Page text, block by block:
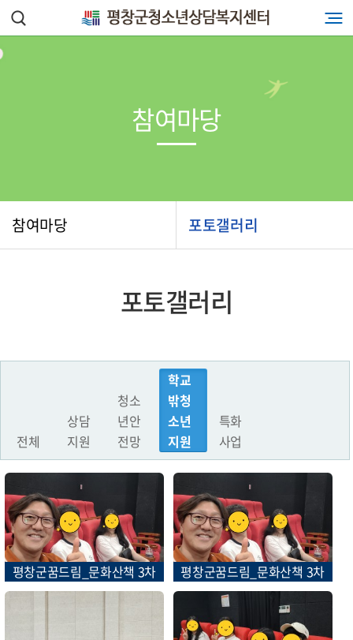
참여마당 포토갤러리
참여마당
포토갤러리
전체
상담
지원
청소
년안
전망
학교
밖청
소년
지원
특화
사업
평창군꿈드림_문화산책 3차 평창군꿈드림_문화산책 3차